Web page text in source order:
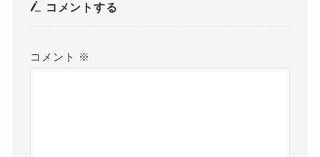
コメントする
コメント ※